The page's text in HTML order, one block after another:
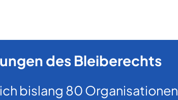
des Bleiberechts
bislang 80 Organisationen